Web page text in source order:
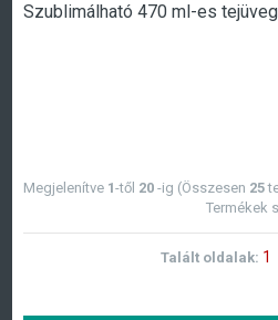
Megjelenítve 1-től 20-ig (Összesen 25
Termékek
Talált oldalak: 1